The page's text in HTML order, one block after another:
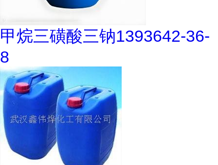
甲烷三磺酸三钠1393642-36-
8